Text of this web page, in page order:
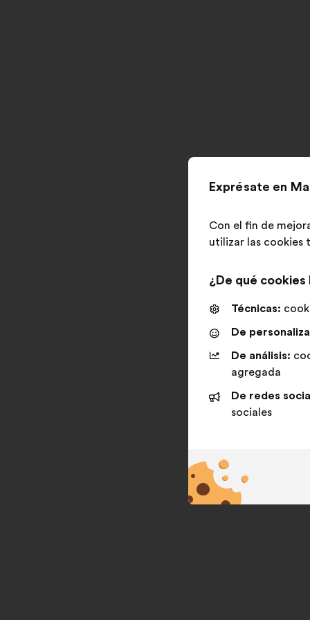
Exprésate en
Con el fin de
utilizar las cookies
¿De qué cookies
Técnicas:
De
De análisis:
agregada
De redes
sociales